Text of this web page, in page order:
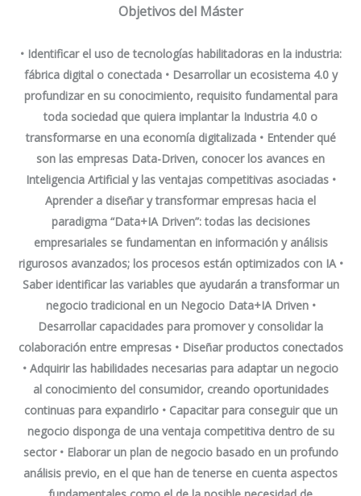
Objetivos del Máster
• Identificar el uso de tecnologías habilitadoras en la industria:
fábrica digital o conectada • Desarrollar un ecosistema 4.0 y
profundizar en su conocimiento, requisito fundamental para
toda sociedad que quiera implantar la Industria 4.0 o
transformarse en una economía digitalizada • Entender qué
son las empresas Data-Driven, conocer los avances en
Inteligencia Artificial y las ventajas competitivas asociadas •
Aprender a diseñar y transformar empresas hacia el
paradigma “Data+IA Driven”: todas las decisiones
empresariales se fundamentan en información y análisis
rigurosos avanzados; los procesos están optimizados con IA •
Saber identificar las variables que ayudarán a transformar un
negocio tradicional en un Negocio Data+IA Driven •
Desarrollar capacidades para promover y consolidar la
colaboración entre empresas • Diseñar productos conectados
• Adquirir las habilidades necesarias para adaptar un negocio
al conocimiento del consumidor, creando oportunidades
continuas para expandirlo • Capacitar para conseguir que un
negocio disponga de una ventaja competitiva dentro de su
sector • Elaborar un plan de negocio basado en un profundo
análisis previo, en el que han de tenerse en cuenta aspectos